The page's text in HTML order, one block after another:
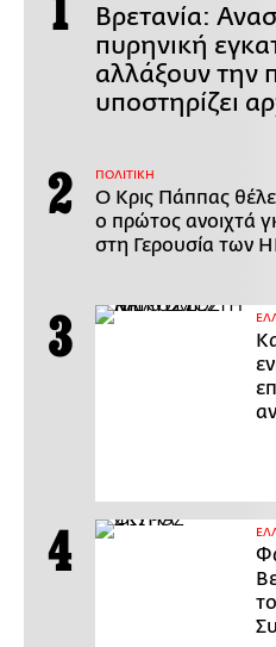
Βρετανία:
πυρηνική
αλλάξουν την
υποστηρίζει
ΠΟΛΙΤΙΚΗ
Ο Κρις Πάππας θέλει
ο πρώτος ανοιχτά
στη Γερουσία των